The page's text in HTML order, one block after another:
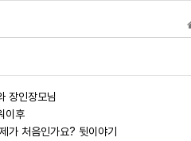
장인장모님
이후
가 처음인가요? 뒷이야기